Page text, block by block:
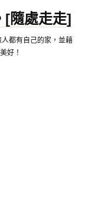
隨處走走]
都有自己的家，並藉
好！